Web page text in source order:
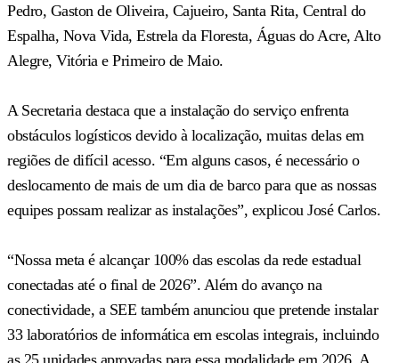
Pedro, Gaston de Oliveira, Cajueiro, Santa Rita, Central do
Espalha, Nova Vida, Estrela da Floresta, Águas do Acre, Alto
Alegre, Vitória e Primeiro de Maio.
A Secretaria destaca que a instalação do serviço enfrenta
obstáculos logísticos devido à localização, muitas delas em
regiões de difícil acesso. “Em alguns casos, é necessário o
deslocamento de mais de um dia de barco para que as nossas
equipes possam realizar as instalações”, explicou José Carlos.
“Nossa meta é alcançar 100% das escolas da rede estadual
conectadas até o final de 2026”. Além do avanço na
conectividade, a SEE também anunciou que pretende instalar
33 laboratórios de informática em escolas integrais, incluindo
as 25 unidades aprovadas para essa modalidade em 2026. A